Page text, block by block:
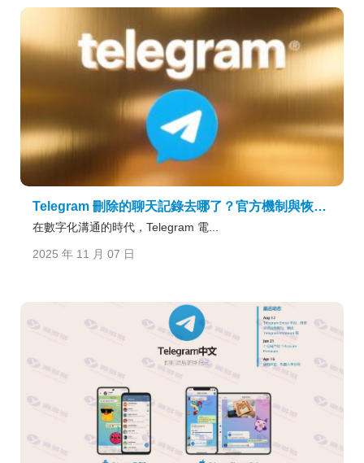
Telegram 刪除的聊天記錄去哪了？官方機制與恢復可能性全解析
在數字化溝通的時代，Telegram 電...
2025 年 11 月 07 日